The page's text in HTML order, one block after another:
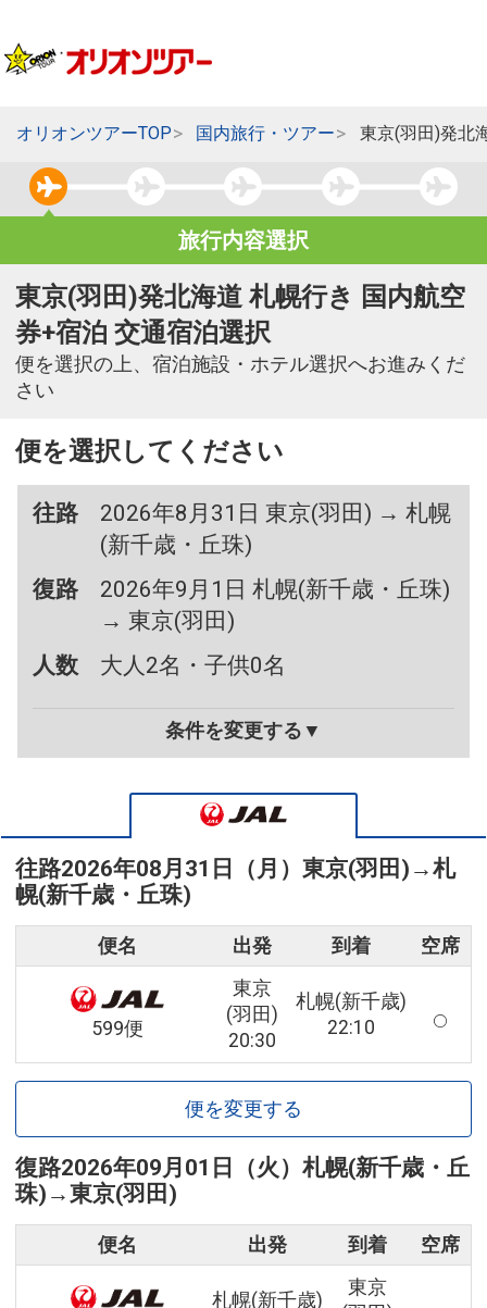
オリオンツアーTOP 国内旅行・ツアー 東京(羽田)発北
旅行内容選択
東京(羽田)発北海道 札幌行き 国内航空
券+宿泊 交通宿泊選択
便を選択の上、宿泊施設・ホテル選択へお進みくだ
さい
便を選択してください
往路
2026年8月31日 東京(羽田) → 札幌
(新千歳・丘珠)
復路
2026年9月1日 札幌(新千歳・丘珠)
→ 東京(羽田)
人数
大人2名・子供0名
条件を変更する▼
往路2026年08月31日（月） 東京(羽田) →札
幌(新千歳・丘珠)
便名 出発 到着 空席
599便
東京
(羽田)
20:30
札幌(新千歳)
22:10
便を変更する
復路2026年09月01日（火） 札幌(新千歳・丘
珠) →東京(羽田)
便名 出発 到着 空席
札幌(新千歳)
東京